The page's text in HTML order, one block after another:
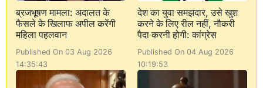
ब्रजभूषण मामला: अदालत के
फैसले के खिलाफ अपील करेंगी
महिला पहलवान
Published On 03 Aug 2026
14:35:43
देश का युवा समझदार, उसे खुश
करने के लिए रील नहीं, नौकरी
पैदा करनी होगी: कांग्रेस
Published On 04 Aug 2026
10:19:53